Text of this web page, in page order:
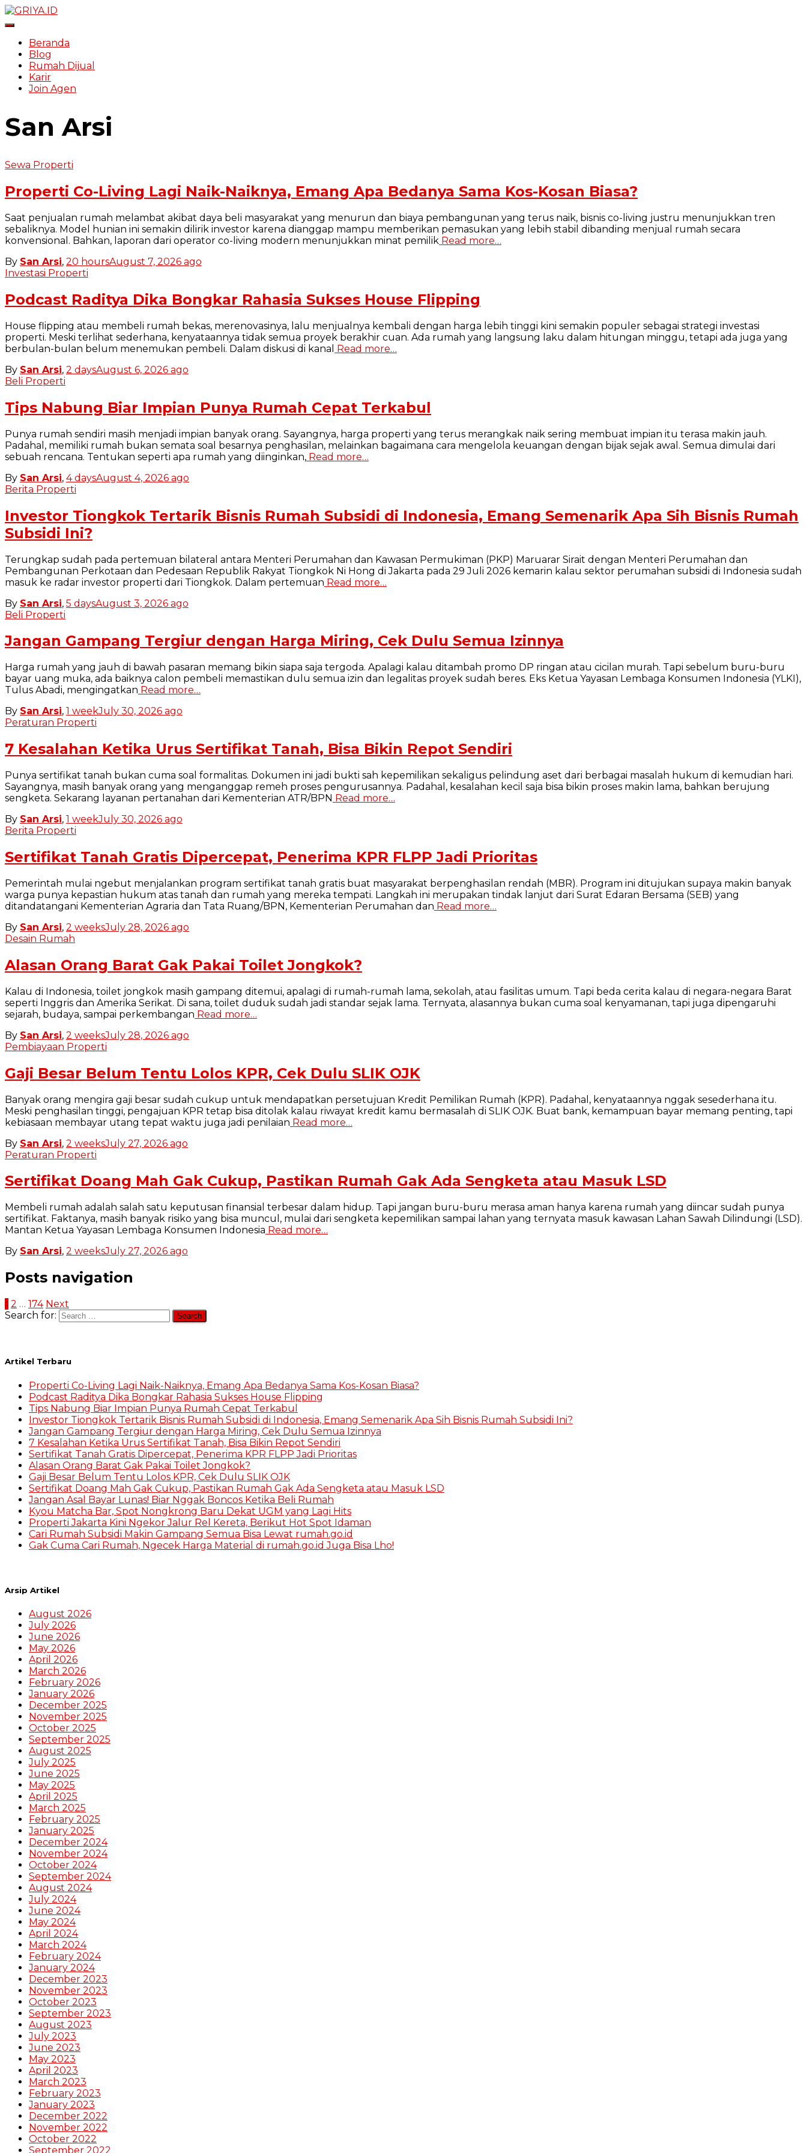
Toggle Navigation
Beranda
Blog
Rumah Dijual
Karir
Join Agen
San Arsi
Sewa Properti
Properti Co-Living Lagi Naik-Naiknya, Emang Apa Bedanya Sama Kos-Kosan Biasa?
Saat penjualan rumah melambat akibat daya beli masyarakat yang menurun dan biaya pembangunan yang terus naik, bisnis co-living justru menunjukkan tren
sebaliknya. Model hunian ini semakin dilirik investor karena dianggap mampu memberikan pemasukan yang lebih stabil dibanding menjual rumah secara
konvensional. Bahkan, laporan dari operator co-living modern menunjukkan minat pemilik Read more…
By San Arsi, 20 hoursAugust 7, 2026 ago
Investasi Properti
Podcast Raditya Dika Bongkar Rahasia Sukses House Flipping
House flipping atau membeli rumah bekas, merenovasinya, lalu menjualnya kembali dengan harga lebih tinggi kini semakin populer sebagai strategi investasi
properti. Meski terlihat sederhana, kenyataannya tidak semua proyek berakhir cuan. Ada rumah yang langsung laku dalam hitungan minggu, tetapi ada juga yang
berbulan-bulan belum menemukan pembeli. Dalam diskusi di kanal Read more…
By San Arsi, 2 daysAugust 6, 2026 ago
Beli Properti
Tips Nabung Biar Impian Punya Rumah Cepat Terkabul
Punya rumah sendiri masih menjadi impian banyak orang. Sayangnya, harga properti yang terus merangkak naik sering membuat impian itu terasa makin jauh.
Padahal, memiliki rumah bukan semata soal besarnya penghasilan, melainkan bagaimana cara mengelola keuangan dengan bijak sejak awal. Semua dimulai dari
sebuah rencana. Tentukan seperti apa rumah yang diinginkan, Read more…
By San Arsi, 4 daysAugust 4, 2026 ago
Berita Properti
Investor Tiongkok Tertarik Bisnis Rumah Subsidi di Indonesia, Emang Semenarik Apa Sih Bisnis Rumah
Subsidi Ini?
Terungkap sudah pada pertemuan bilateral antara Menteri Perumahan dan Kawasan Permukiman (PKP) Maruarar Sirait dengan Menteri Perumahan dan
Pembangunan Perkotaan dan Pedesaan Republik Rakyat Tiongkok Ni Hong di Jakarta pada 29 Juli 2026 kemarin kalau sektor perumahan subsidi di Indonesia sudah
masuk ke radar investor properti dari Tiongkok. Dalam pertemuan Read more…
By San Arsi, 5 daysAugust 3, 2026 ago
Beli Properti
Jangan Gampang Tergiur dengan Harga Miring, Cek Dulu Semua Izinnya
Harga rumah yang jauh di bawah pasaran memang bikin siapa saja tergoda. Apalagi kalau ditambah promo DP ringan atau cicilan murah. Tapi sebelum buru-buru
bayar uang muka, ada baiknya calon pembeli memastikan dulu semua izin dan legalitas proyek sudah beres. Eks Ketua Yayasan Lembaga Konsumen Indonesia (YLKI),
Tulus Abadi, mengingatkan Read more…
By San Arsi, 1 weekJuly 30, 2026 ago
Peraturan Properti
7 Kesalahan Ketika Urus Sertifikat Tanah, Bisa Bikin Repot Sendiri
Punya sertifikat tanah bukan cuma soal formalitas. Dokumen ini jadi bukti sah kepemilikan sekaligus pelindung aset dari berbagai masalah hukum di kemudian hari.
Sayangnya, masih banyak orang yang menganggap remeh proses pengurusannya. Padahal, kesalahan kecil saja bisa bikin proses makin lama, bahkan berujung
sengketa. Sekarang layanan pertanahan dari Kementerian ATR/BPN Read more…
By San Arsi, 1 weekJuly 30, 2026 ago
Berita Properti
Sertifikat Tanah Gratis Dipercepat, Penerima KPR FLPP Jadi Prioritas
Pemerintah mulai ngebut menjalankan program sertifikat tanah gratis buat masyarakat berpenghasilan rendah (MBR). Program ini ditujukan supaya makin banyak
warga punya kepastian hukum atas tanah dan rumah yang mereka tempati. Langkah ini merupakan tindak lanjut dari Surat Edaran Bersama (SEB) yang
ditandatangani Kementerian Agraria dan Tata Ruang/BPN, Kementerian Perumahan dan Read more…
By San Arsi, 2 weeksJuly 28, 2026 ago
Desain Rumah
Alasan Orang Barat Gak Pakai Toilet Jongkok?
Kalau di Indonesia, toilet jongkok masih gampang ditemui, apalagi di rumah-rumah lama, sekolah, atau fasilitas umum. Tapi beda cerita kalau di negara-negara Barat
seperti Inggris dan Amerika Serikat. Di sana, toilet duduk sudah jadi standar sejak lama. Ternyata, alasannya bukan cuma soal kenyamanan, tapi juga dipengaruhi
sejarah, budaya, sampai perkembangan Read more…
By San Arsi, 2 weeksJuly 28, 2026 ago
Pembiayaan Properti
Gaji Besar Belum Tentu Lolos KPR, Cek Dulu SLIK OJK
Banyak orang mengira gaji besar sudah cukup untuk mendapatkan persetujuan Kredit Pemilikan Rumah (KPR). Padahal, kenyataannya nggak sesederhana itu.
Meski penghasilan tinggi, pengajuan KPR tetap bisa ditolak kalau riwayat kredit kamu bermasalah di SLIK OJK. Buat bank, kemampuan bayar memang penting, tapi
kebiasaan membayar utang tepat waktu juga jadi penilaian Read more…
By San Arsi, 2 weeksJuly 27, 2026 ago
Peraturan Properti
Sertifikat Doang Mah Gak Cukup, Pastikan Rumah Gak Ada Sengketa atau Masuk LSD
Membeli rumah adalah salah satu keputusan finansial terbesar dalam hidup. Tapi jangan buru-buru merasa aman hanya karena rumah yang diincar sudah punya
sertifikat. Faktanya, masih banyak risiko yang bisa muncul, mulai dari sengketa kepemilikan sampai lahan yang ternyata masuk kawasan Lahan Sawah Dilindungi (LSD).
Mantan Ketua Yayasan Lembaga Konsumen Indonesia Read more…
By San Arsi, 2 weeksJuly 27, 2026 ago
Posts navigation
2 … 174 Next
Search for:
Artikel Terbaru
Properti Co-Living Lagi Naik-Naiknya, Emang Apa Bedanya Sama Kos-Kosan Biasa?
Podcast Raditya Dika Bongkar Rahasia Sukses House Flipping
Tips Nabung Biar Impian Punya Rumah Cepat Terkabul
Investor Tiongkok Tertarik Bisnis Rumah Subsidi di Indonesia, Emang Semenarik Apa Sih Bisnis Rumah Subsidi Ini?
Jangan Gampang Tergiur dengan Harga Miring, Cek Dulu Semua Izinnya
7 Kesalahan Ketika Urus Sertifikat Tanah, Bisa Bikin Repot Sendiri
Sertifikat Tanah Gratis Dipercepat, Penerima KPR FLPP Jadi Prioritas
Alasan Orang Barat Gak Pakai Toilet Jongkok?
Gaji Besar Belum Tentu Lolos KPR, Cek Dulu SLIK OJK
Sertifikat Doang Mah Gak Cukup, Pastikan Rumah Gak Ada Sengketa atau Masuk LSD
Jangan Asal Bayar Lunas! Biar Nggak Boncos Ketika Beli Rumah
Kyou Matcha Bar, Spot Nongkrong Baru Dekat UGM yang Lagi Hits
Properti Jakarta Kini Ngekor Jalur Rel Kereta, Berikut Hot Spot Idaman
Cari Rumah Subsidi Makin Gampang Semua Bisa Lewat rumah.go.id
Gak Cuma Cari Rumah, Ngecek Harga Material di rumah.go.id Juga Bisa Lho!
Arsip Artikel
August 2026
July 2026
June 2026
May 2026
April 2026
March 2026
February 2026
January 2026
December 2025
November 2025
October 2025
September 2025
August 2025
July 2025
June 2025
May 2025
April 2025
March 2025
February 2025
January 2025
December 2024
November 2024
October 2024
September 2024
August 2024
July 2024
June 2024
May 2024
April 2024
March 2024
February 2024
January 2024
December 2023
November 2023
October 2023
September 2023
August 2023
July 2023
June 2023
May 2023
April 2023
March 2023
February 2023
January 2023
December 2022
November 2022
October 2022
September 2022